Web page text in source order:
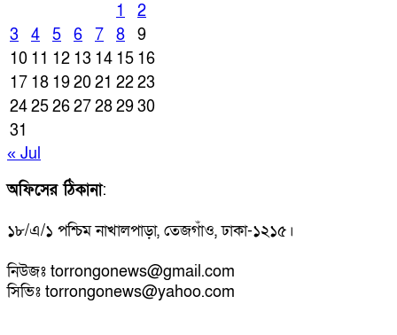
1
2
3
4 5 6 7 8
9
10 11 12 13 14 15 16
17 18 192021 2223
24252627282930
31
« Jul
অফিসের ঠিকানা:
১৮/এ/১ পশ্চিম নাখালপাড়া, তেজগাঁও, ঢাকা-১২১৫।
নিউজঃ torrongonews@gmail.com
সিভিঃ torrongonews@yahoo.com